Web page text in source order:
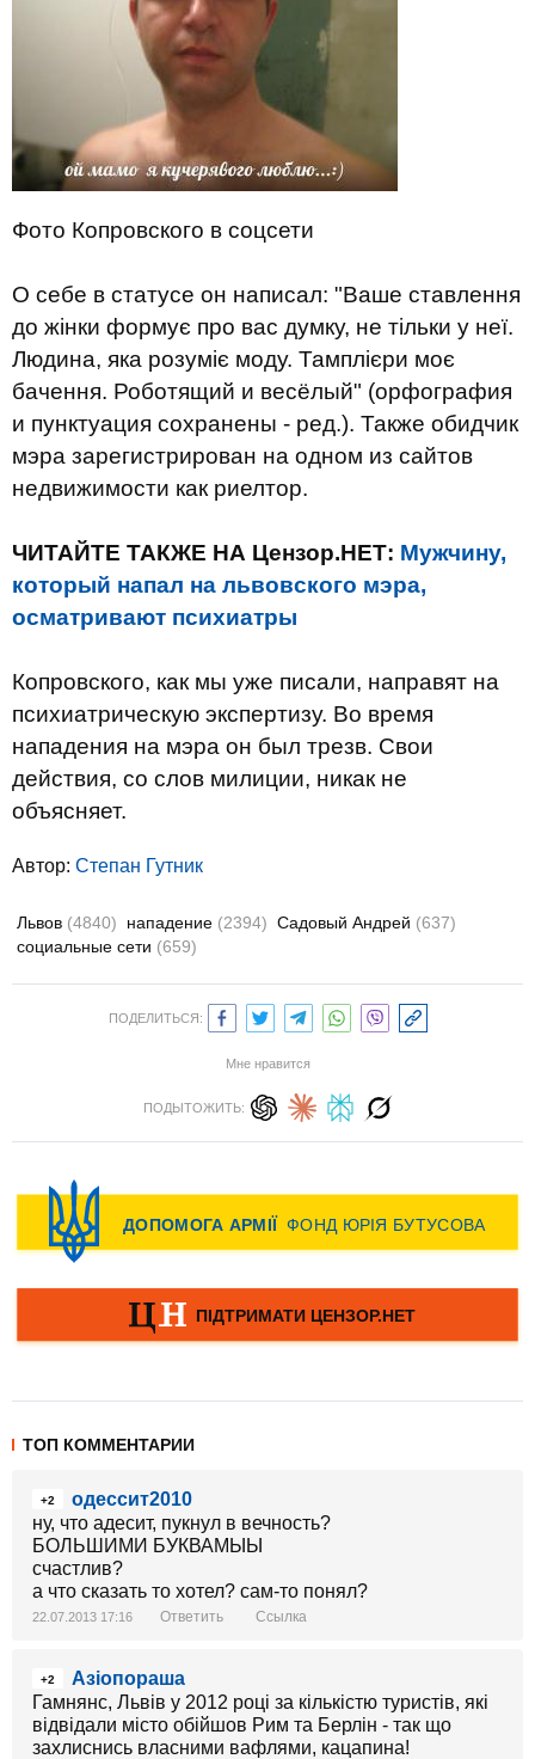
Фото Копровского в соцсети
О себе в статусе он написал: "Ваше ставлення
до жінки формує про вас думку, не тільки у неї.
Людина, яка розуміє моду. Тамплієри моє
бачення. Роботящий и весёлый" (орфография
и пунктуация сохранены - ред.). Также обидчик
мэра зарегистрирован на одном из сайтов
недвижимости как риелтор.
ЧИТАЙТЕ ТАКЖЕ НА Цензор.НЕТ: Мужчину,
который напал на львовского мэра,
осматривают психиатры
Копровского, как мы уже писали, направят на
психиатрическую экспертизу. Во время
нападения на мэра он был трезв. Свои
действия, со слов милиции, никак не
объясняет.
Автор: Степан Гутник
Львов (4840) нападение (2394) Садовый Андрей (637)
социальные сети (659)
ПОДЕЛИТЬСЯ:
Мне нравится
ПОДЫТОЖИТЬ:
ТОП КОММЕНТАРИИ
+2
одессит2010
ну, что адесит, пукнул в вечность?
БОЛЬШИМИ БУКВАМЫЫ
счастлив?
а что сказать то хотел? сам-то понял?
22.07.2013 17:16 Ответить Ссылка
+2
Азіопораша
Гамнянс, Львів у 2012 році за кількістю туристів, які
відвідали місто обійшов Рим та Берлін - так що
захлиснись власними вафлями, кацапина!